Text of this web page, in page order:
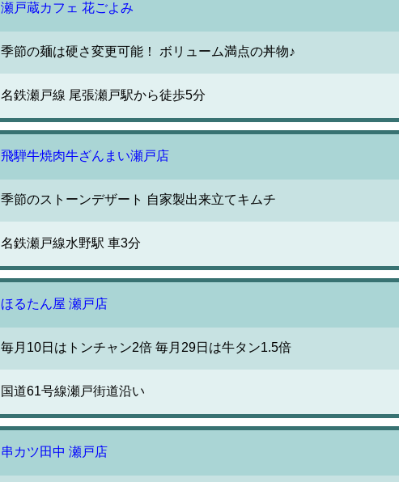
瀬戸蔵カフェ 花ごよみ
季節の麺は硬さ変更可能！ ボリューム満点の丼物♪
名鉄瀬戸線 尾張瀬戸駅から徒歩5分
飛騨牛焼肉牛ざんまい瀬戸店
季節のストーンデザート 自家製出来立てキムチ
名鉄瀬戸線水野駅 車3分
ほるたん屋 瀬戸店
毎月10日はトンチャン2倍 毎月29日は牛タン1.5倍
国道61号線瀬戸街道沿い
串カツ田中 瀬戸店